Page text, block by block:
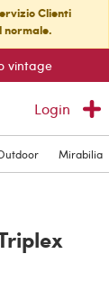
Clienti
normale.
vintage
Login
Mirabilia